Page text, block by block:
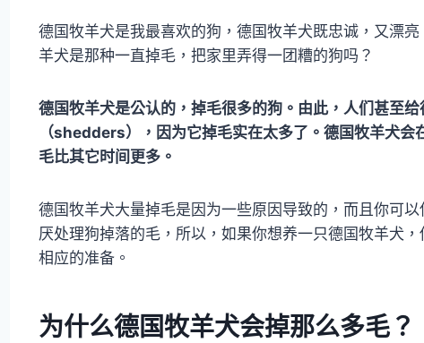
德国牧羊犬是我最喜欢的狗，德国牧羊犬既忠诚，又漂
羊犬是那种一直掉毛，把家里弄得一团糟的狗吗？
德国牧羊犬是公认的，掉毛很多的狗。由此，人们甚至
（shedders），因为它掉毛实在太多了。德国牧羊犬
毛比其它时间更多。
德国牧羊犬大量掉毛是因为一些原因导致的，而且你可
厌处理狗掉落的毛，所以，如果你想养一只德国牧羊犬
相应的准备。
为什么德国牧羊犬会掉那么多毛？